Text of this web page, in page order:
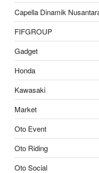
Capella Dinamik
FIFGROUP
Gadget
Honda
Kawasaki
Market
Oto Event
Oto Riding
Oto Social